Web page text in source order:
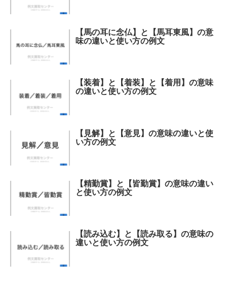
【馬の耳に念仏】と【馬耳東風】の意
味の違いと使い方の例文
【装着】と【着装】と【着用】の意味
の違いと使い方の例文
【見解】と【意見】の意味の違いと使
い方の例文
【精勤賞】と【皆勤賞】の意味の違い
と使い方の例文
【読み込む】と【読み取る】の意味の
違いと使い方の例文